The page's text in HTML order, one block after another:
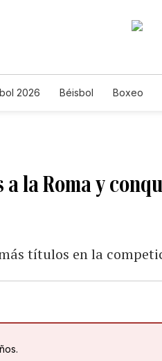
2026 Béisbol Boxeo
la Roma y
títulos en la